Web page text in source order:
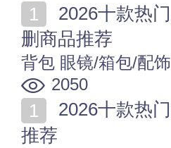
删商品推荐
背包 眼镜/箱包/配饰
2050
推荐